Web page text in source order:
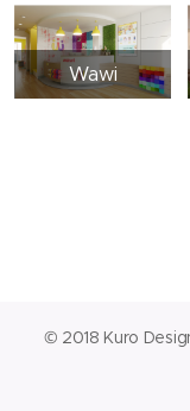
Wawi
© 2018 Kuro